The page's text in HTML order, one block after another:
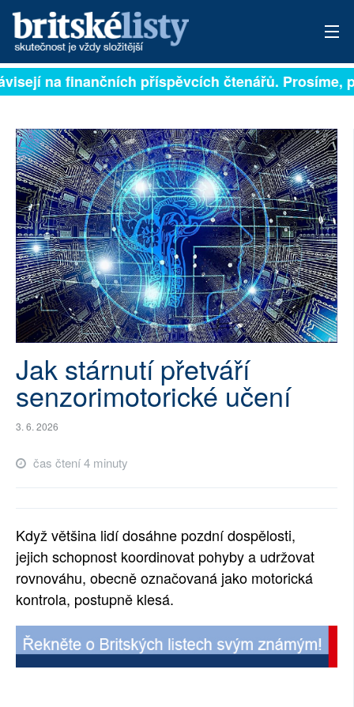
PŘIHLÁSIT
ARCHIV
ROZHOVORY
TÉMATA
NEJČTENĚJŠÍ ZA 7 DNÍ
AUTOŘI
PŘÍSPĚVKY NA PROVOZ
SOCIÁLNÍ SÍTĚ
RUBRIKY
na finančních příspěvcích čtenářů. Prosíme,
Jak stárnutí přetváří
senzorimotorické učení
3. 6. 2026
čas čtení 4 minuty
Když většina lidí dosáhne pozdní dospělosti,
jejich schopnost koordinovat pohyby a udržovat
rovnováhu, obecně označovaná jako motorická
kontrola, postupně klesá.